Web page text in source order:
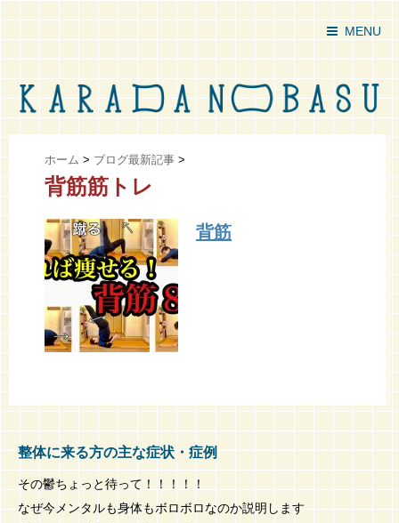
MENU
ホーム > ブログ最新記事 >
背筋筋トレ
背筋
整体に来る方の主な症状・症例
その鬱ちょっと待って！！！！！
なぜ今メンタルも身体もボロボロなのか説明します